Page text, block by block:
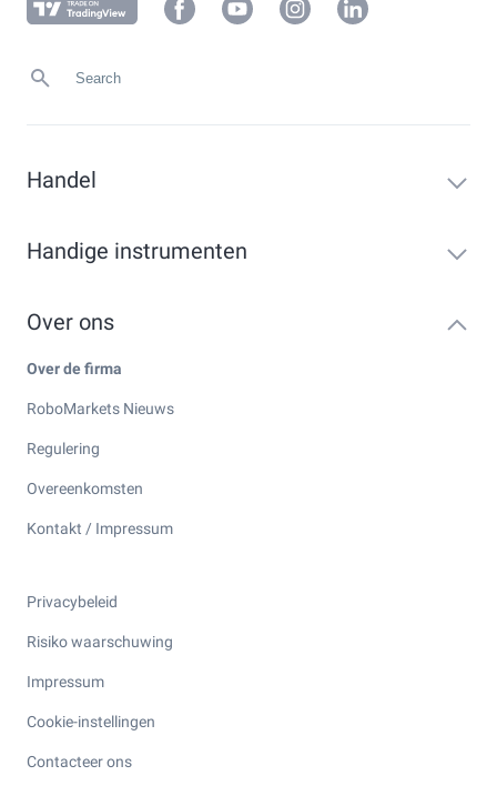
Handel
Handige instrumenten
Over ons
Over de firma
RoboMarkets Nieuws
Regulering
Overeenkomsten
Kontakt / Impressum
Privacybeleid
Risiko waarschuwing
Impressum
Cookie-instellingen
Contacteer ons